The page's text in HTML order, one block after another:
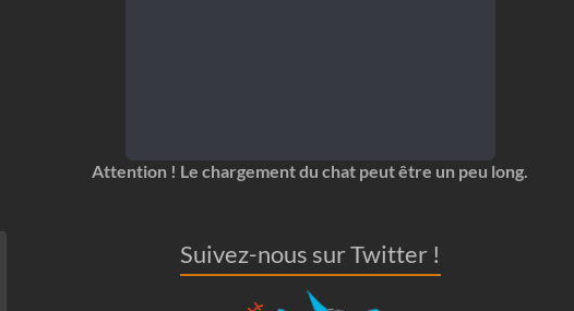
Attention ! Le chargement du chat peut être un peu long.
Suivez-nous sur Twitter !